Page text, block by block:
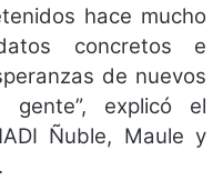
hace mucho
concretos e
de nuevos
gente”, explicó el
Ñuble, Maule y